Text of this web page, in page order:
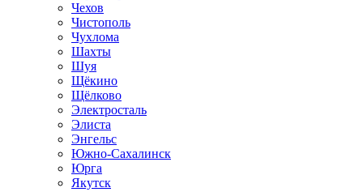
Чехов
Чистополь
Чухлома
Шахты
Шуя
Щёкино
Щёлково
Электросталь
Элиста
Энгельс
Южно-Сахалинск
Юрга
Якутск